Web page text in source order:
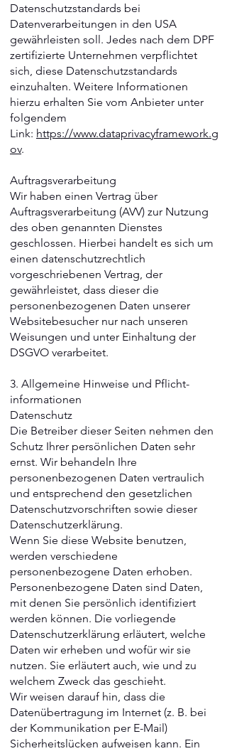
Datenschutzstandards bei
Datenverarbeitungen in den USA
gewährleisten soll. Jedes nach dem DPF
zertifizierte Unternehmen verpflichtet
sich, diese Datenschutzstandards
einzuhalten. Weitere Informationen
hierzu erhalten Sie vom Anbieter unter
folgendem
Link: https://www.dataprivacyframework.g
ov.
Auftragsverarbeitung
Wir haben einen Vertrag über
Auftragsverarbeitung (AVV) zur Nutzung
des oben genannten Dienstes
geschlossen. Hierbei handelt es sich um
einen datenschutzrechtlich
vorgeschriebenen Vertrag, der
gewährleistet, dass dieser die
personenbezogenen Daten unserer
Websitebesucher nur nach unseren
Weisungen und unter Einhaltung der
DSGVO verarbeitet.
3. Allgemeine Hinweise und Pflicht­
informationen
Datenschutz
Die Betreiber dieser Seiten nehmen den
Schutz Ihrer persönlichen Daten sehr
ernst. Wir behandeln Ihre
personenbezogenen Daten vertraulich
und entsprechend den gesetzlichen
Datenschutzvorschriften sowie dieser
Datenschutzerklärung.
Wenn Sie diese Website benutzen,
werden verschiedene
personenbezogene Daten erhoben.
Personenbezogene Daten sind Daten,
mit denen Sie persönlich identifiziert
werden können. Die vorliegende
Datenschutzerklärung erläutert, welche
Daten wir erheben und wofür wir sie
nutzen. Sie erläutert auch, wie und zu
welchem Zweck das geschieht.
Wir weisen darauf hin, dass die
Datenübertragung im Internet (z. B. bei
der Kommunikation per E-Mail)
Sicherheitslücken aufweisen kann. Ein